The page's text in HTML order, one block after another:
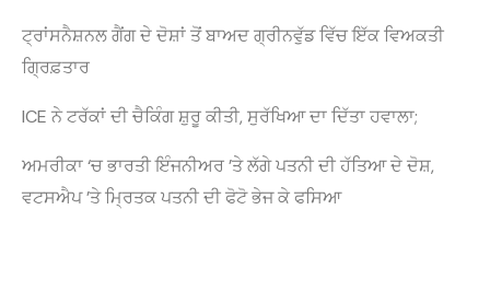
ਟ੍ਰਾਂਸਨੈਸ਼ਨਲ ਗੈਂਗ ਦੇ ਦੋਸ਼ਾਂ ਤੋਂ ਬਾਅਦ ਗ੍ਰੀਨਵੁੱਡ ਵਿੱਚ ਇੱਕ ਵਿਅਕਤੀ
ਗ੍ਰਿਫ਼ਤਾਰ
ICE ਨੇ ਟਰੱਕਾਂ ਦੀ ਚੈਕਿੰਗ ਸ਼ੁਰੂ ਕੀਤੀ, ਸੁਰੱਖਿਆ ਦਾ ਦਿੱਤਾ ਹਵਾਲਾ;
ਅਮਰੀਕਾ ‘ਚ ਭਾਰਤੀ ਇੰਜਨੀਅਰ ’ਤੇ ਲੱਗੇ ਪਤਨੀ ਦੀ ਹੱਤਿਆ ਦੇ ਦੋਸ਼,
ਵਟਸਐਪ ’ਤੇ ਮ੍ਰਿਤਕ ਪਤਨੀ ਦੀ ਫੋਟੋ ਭੇਜ ਕੇ ਫਸਿਆ